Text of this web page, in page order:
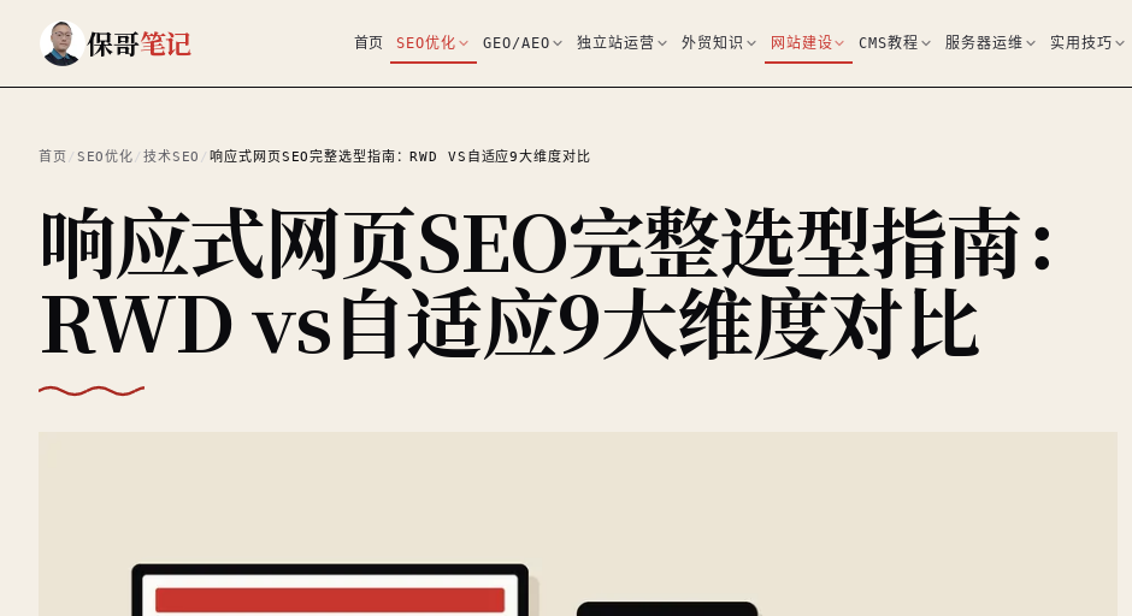
保哥笔记 首页 SEO优化 GEO/AEO 独立站运营 外贸知识 网站建设 CMS教程 服务器运维 实用技巧
首页/ SEO优化/ 技术SEO /响应式网页SEO完整选型指南：RWD VS自适应9大维度对比
响应式网页SEO完整选型指南：
RWD vs自适应9大维度对比